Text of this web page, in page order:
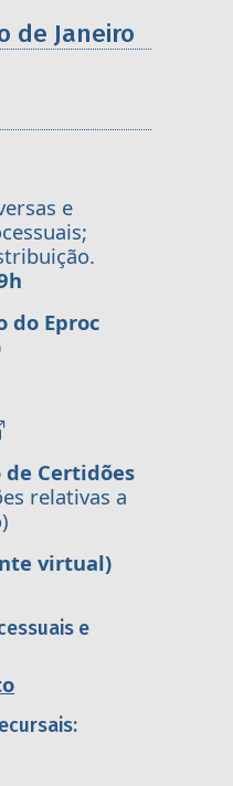
de Janeiro
e
do Eproc
de Certidões
relativas a
virtual)
e